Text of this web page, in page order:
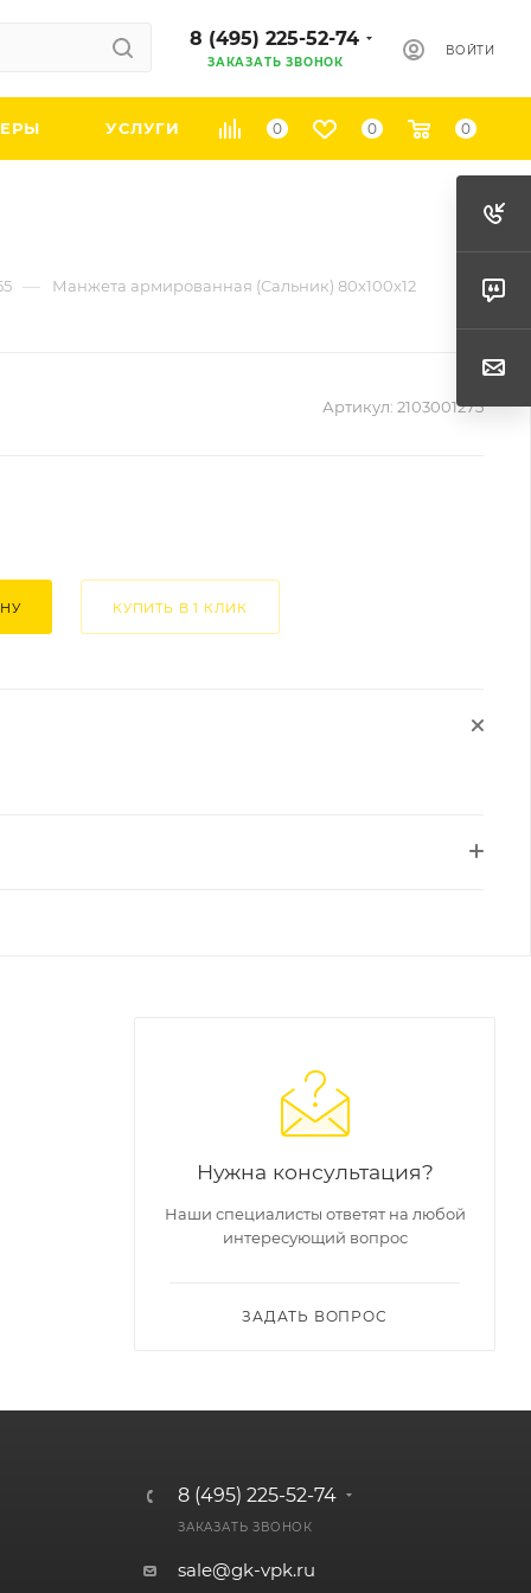
8 (495) 225-52-74
ЗАКАЗАТЬ ЗВОНОК
ВОЙТИ
0 0 0
УСЛУГИ
— Манжета армированная (Сальник) 80х100х12
Артикул: 2103001275
КУПИТЬ В 1 КЛИК
Нужна консультация?
Наши специалисты ответят на любой
интересующий вопрос
ЗАДАТЬ ВОПРОС
8 (495) 225-52-74
ЗАКАЗАТЬ ЗВОНОК
sale@gk-vpk.ru